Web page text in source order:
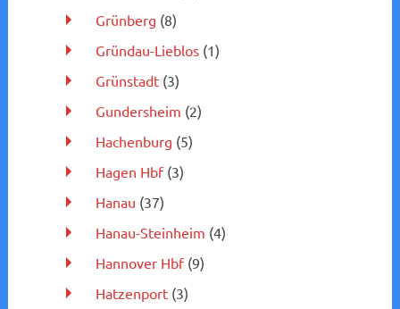
Grünberg (8)
Gründau-Lieblos(1)
Grünstadt(3)
Gundersheim (2)
Hachenburg (5)
Hagen Hbf(3)
Hanau (37)
Hanau-Steinheim (4)
Hannover Hbf(9)
Hatzenport(3)